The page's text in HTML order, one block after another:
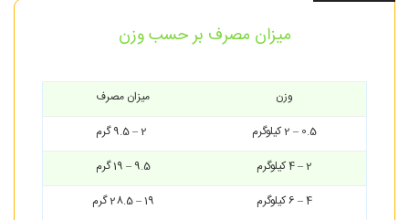
میزان مصرف بر حسب وزن
وزن
میزان مصرف
0.5 – 2 کیلوگرم
2 – 4 کیلوگرم
9.5 – 19 گرم
4 – 6 کیلوگرم
19 – 28.5 گرم